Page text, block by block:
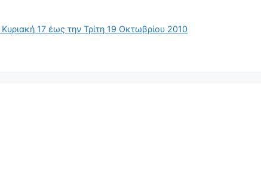
17 έως την Τρίτη 19 Οκτωβρίου 2010